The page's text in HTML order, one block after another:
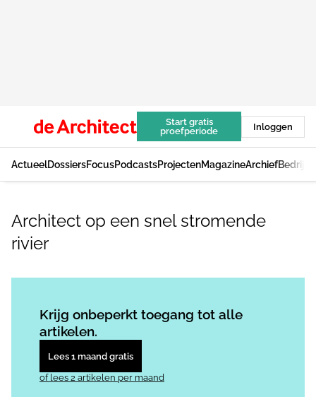
Start gratis
proefperiode
Inloggen
ActueelDossiersFocusPodcastsProjectenMagazineArchief
Architect op een snel stromende
rivier
Krijg onbeperkt toegang tot alle
artikelen.
Lees 1 maand gratis
of lees 2 artikelen per maand